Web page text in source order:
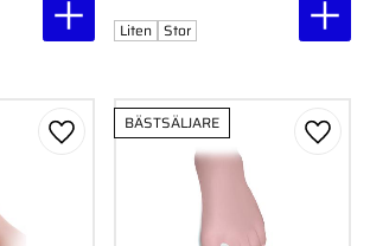
Liten Stor
Lägg till i favoriter
BÄSTSÄLJARE
Lägg